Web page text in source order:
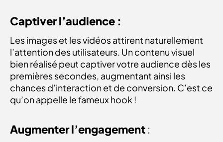
Captiver l’audience :
Les images et les vidéos attirent naturellement
l’attention des utilisateurs. Un contenu visuel
bien réalisé peut captiver votre audience dès les
premières secondes, augmentant ainsi les
chances d’interaction et de conversion. C’est ce
qu’on appelle le fameux hook !
Augmenter l’engagement :